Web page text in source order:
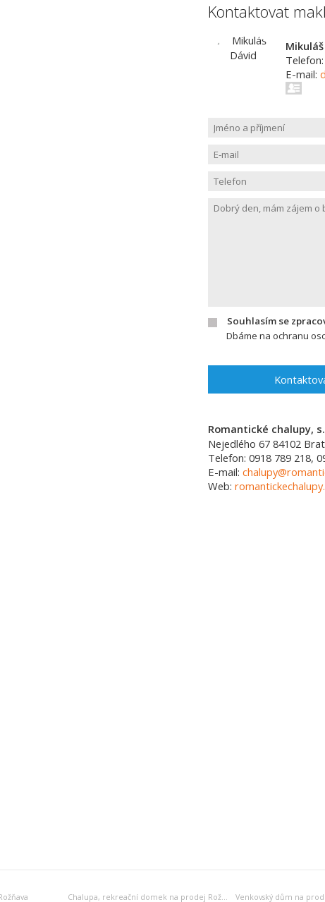
Kontaktovat
E-mail:
Souhlasím se
Dbáme na ochranu
Romantické chalupy,
Nejedlého 67 84102
Telefon: 0918 789 218,
E-mail:
Web:
Chalupa, rekreační domek na prodej Rožňava Venkovský dům na